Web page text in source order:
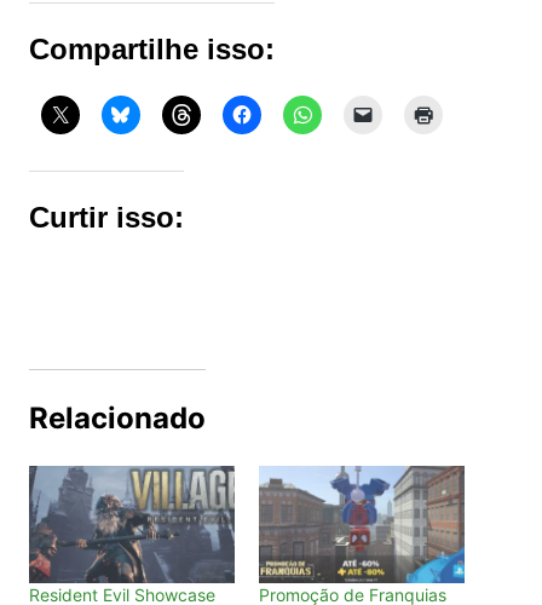
Compartilhe isso:
Curtir isso:
Relacionado
Resident Evil Showcase
Promoção de Franquias